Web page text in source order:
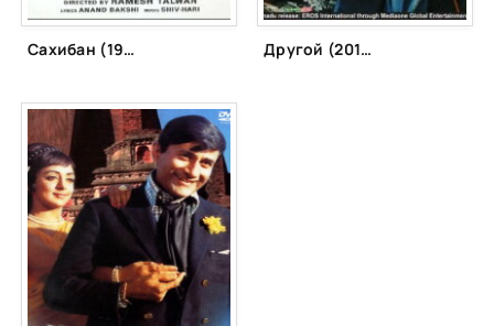
Сахибан (1993) Другой (2012)